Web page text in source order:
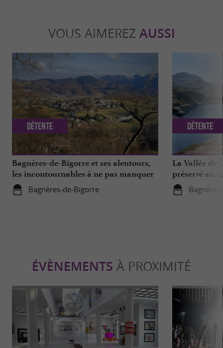
VOUS AIMEREZ AUSSI
Bagnères-de-Bigorre et ses alentours,
les incontournables à ne pas manquer
Bagnères-de-Bigorre
Détente
La Vallée de
préservé au
Détente
ÉVÈNEMENTS À PROXIMITÉ